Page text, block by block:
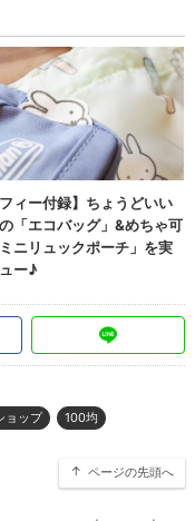
ョップ 100均
ページの先頭へ